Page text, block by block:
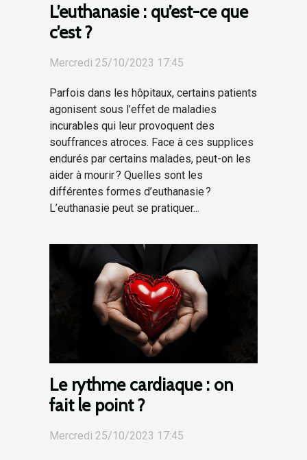
L’euthanasie : qu’est-ce que
c’est ?
Mercredi 25/10/2023 17:45
Parfois dans les hôpitaux, certains patients
agonisent sous l’effet de maladies
incurables qui leur provoquent des
souffrances atroces. Face à ces supplices
endurés par certains malades, peut-on les
aider à mourir ? Quelles sont les
différentes formes d’euthanasie ?
L’euthanasie peut se pratiquer...
Le rythme cardiaque : on
fait le point ?
Mercredi 25/10/2023 17:45